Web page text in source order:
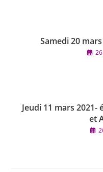
Samedi 20
Jeudi 11 mars 2021-
et